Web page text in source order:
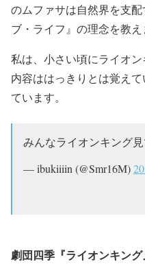
のムファサは自然界を支
ブ・ライフ』の理念を教え
私は、小さい頃にライオン
内容ははっきりとは覚え
ています。
みんなライオンキング
— ibukiiiin (@Smr16M)
劇団四季『ライオンキン